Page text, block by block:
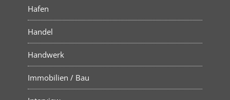
Hafen
Handel
Handwerk
Immobilien / Bau